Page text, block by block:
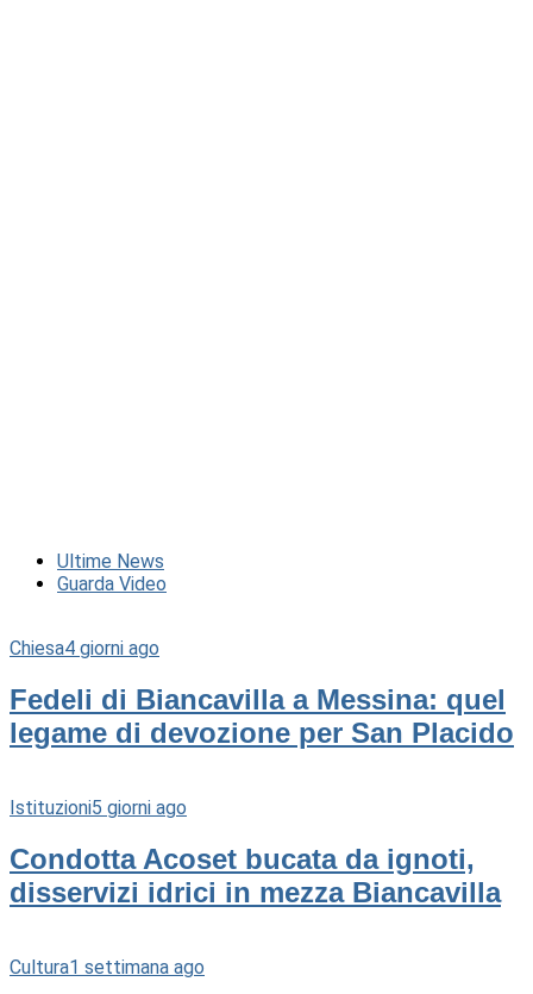
Ultime News
Guarda Video
Chiesa4 giorni ago
Fedeli di Biancavilla a Messina: quel
legame di devozione per San Placido
Istituzioni5 giorni ago
Condotta Acoset bucata da ignoti,
disservizi idrici in mezza Biancavilla
Cultura1 settimana ago